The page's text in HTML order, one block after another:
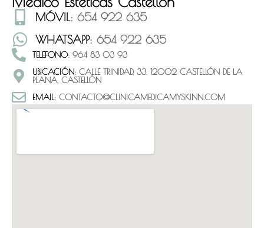
MÓVIL: 654 922 635
WHATSAPP: 654 922 635
TELEFONO: 964 83 03 93
UBICACIÓN: CALLE TRINIDAD, 33, 12002 CASTELLÓN DE LA
PLANA, CASTELLÓN
EMAIL : CONTACTO@CLINICAMEDICAMYSKINN.COM